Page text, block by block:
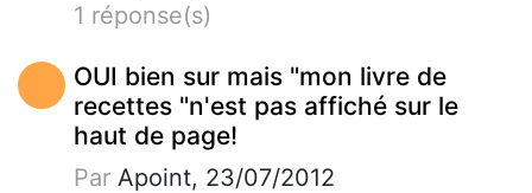
1 réponse(s)
OUI bien sur mais "mon livre de
recettes "n'est pas affiché sur le
haut de page!
Par Apoint, 23/07/2012